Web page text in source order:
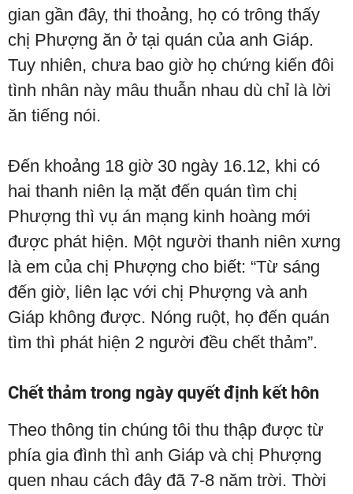
gian gần đây, thi thoảng, họ có trông thấy
chị Phượng ăn ở tại quán của anh Giáp.
Tuy nhiên, chưa bao giờ họ chứng kiến đôi
tình nhân này mâu thuẫn nhau dù chỉ là lời
ăn tiếng nói.
Đến khoảng 18 giờ 30 ngày 16.12, khi có
hai thanh niên lạ mặt đến quán tìm chị
Phượng thì vụ án mạng kinh hoàng mới
được phát hiện. Một người thanh niên xưng
là em của chị Phượng cho biết: “Từ sáng
đến giờ, liên lạc với chị Phượng và anh
Giáp không được. Nóng ruột, họ đến quán
tìm thì phát hiện 2 người đều chết thảm”.
Chết thảm trong ngày quyết định kết hôn
Theo thông tin chúng tôi thu thập được từ
phía gia đình thì anh Giáp và chị Phượng
quen nhau cách đây đã 7-8 năm trời. Thời